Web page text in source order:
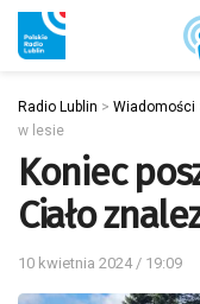
Radio Lublin > Wiadomości
w lesie
Koniec
Ciało
10 kwietnia 2024 / 19:09